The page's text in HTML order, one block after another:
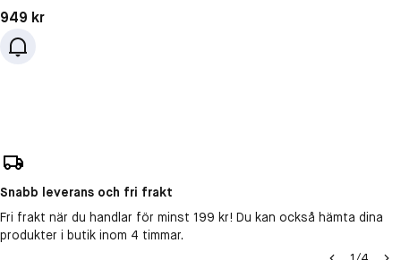
Pris: 949 kr
949 kr
Snabb leverans och fri frakt
Fri frakt när du handlar för minst 199 kr! Du kan också hämta dina
produkter i butik inom 4 timmar.